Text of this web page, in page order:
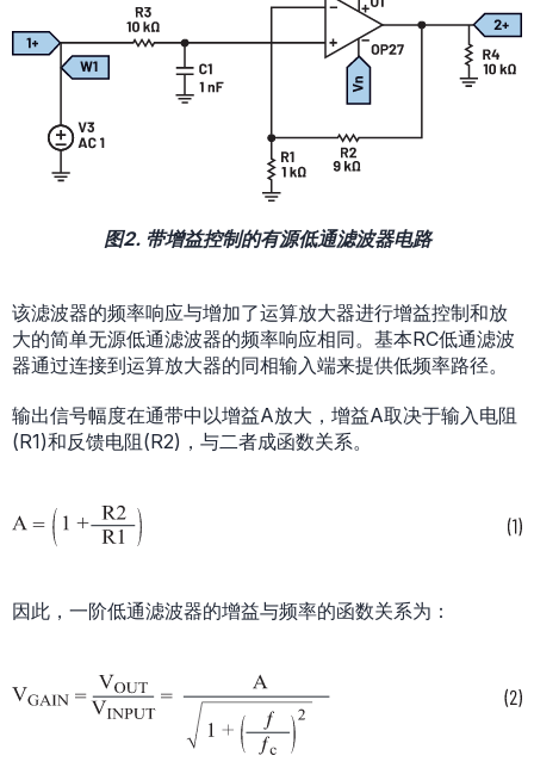
图2. 带增益控制的有源低通滤波器电路
该滤波器的频率响应与增加了运算放大器进行增益控制和放
大的简单无源低通滤波器的频率响应相同。基本RC低通滤波
器通过连接到运算放大器的同相输入端来提供低频率路径。
输出信号幅度在通带中以增益A放大，增益A取决于输入电阻
(R1)和反馈电阻(R2)，与二者成函数关系。
因此，一阶低通滤波器的增益与频率的函数关系为：